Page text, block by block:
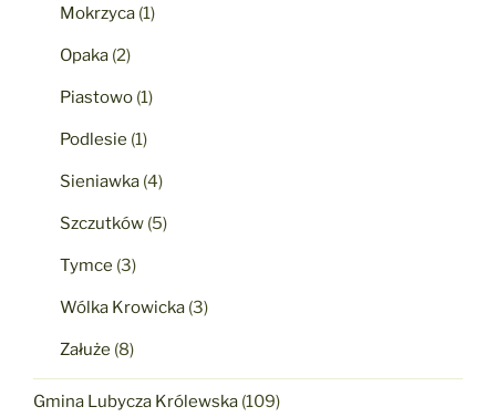
Mokrzyca (1)
Opaka (2)
Piastowo (1)
Podlesie (1)
Sieniawka (4)
Szczutków (5)
Tymce (3)
Wólka Krowicka (3)
Załuże (8)
Gmina Lubycza Królewska (109)